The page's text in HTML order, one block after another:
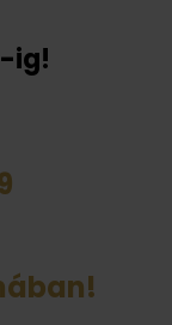
ig!